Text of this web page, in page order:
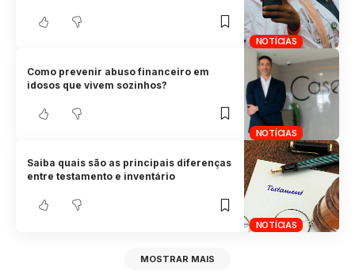
NOTÍCIAS
NOTÍCIAS
Como prevenir abuso financeiro em
idosos que vivem sozinhos?
NOTÍCIAS
Saiba quais são as principais diferenças
entre testamento e inventário
MOSTRAR MAIS